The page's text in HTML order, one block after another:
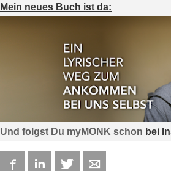
Mein neues Buch ist da:
Und folgst Du myMONK schon bei
FacebookLinkedIn Twitter